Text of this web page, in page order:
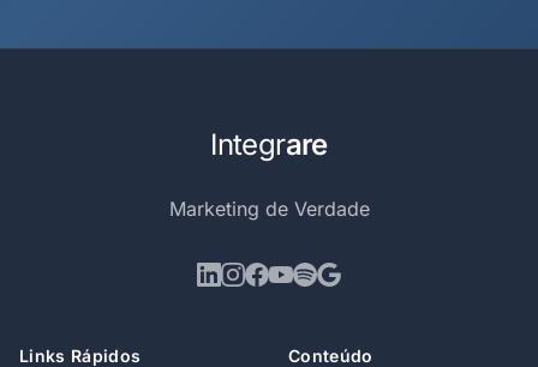
Integrare
Marketing de Verdade
Links Rápidos Conteúdo